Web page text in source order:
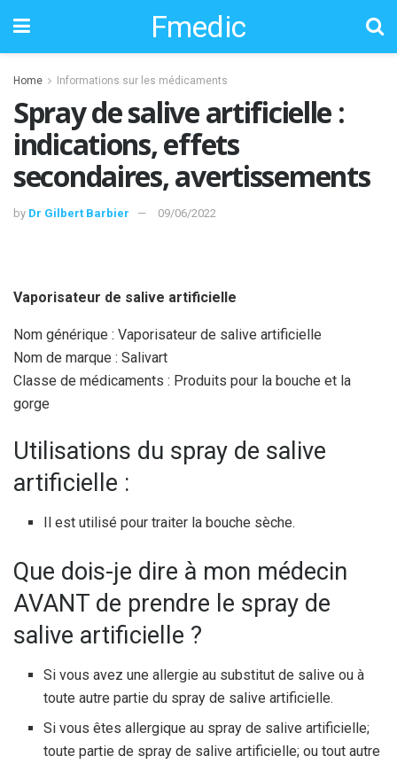
Fmedic
Home Informations sur les médicaments
Spray de salive artificielle :
indications, effets
secondaires, avertissements
by Dr Gilbert Barbier 09/06/2022
Vaporisateur de salive artificielle
Nom générique : Vaporisateur de salive artificielle
Nom de marque : Salivart
Classe de médicaments : Produits pour la bouche et la
gorge
Utilisations du spray de salive
artificielle :
Il est utilisé pour traiter la bouche sèche.
Que dois-je dire à mon médecin
AVANT de prendre le spray de
salive artificielle ?
Si vous avez une allergie au substitut de salive ou à
toute autre partie du spray de salive artificielle.
Si vous êtes allergique au spray de salive artificielle;
toute partie de spray de salive artificielle; ou tout autre